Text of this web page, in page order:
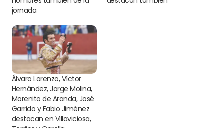
jornada
Álvaro Lorenzo, Víctor
Hernández, Jorge Molina,
Morenito de Aranda, José
Garrido y Fabio Jiménez
destacan en Villaviciosa,